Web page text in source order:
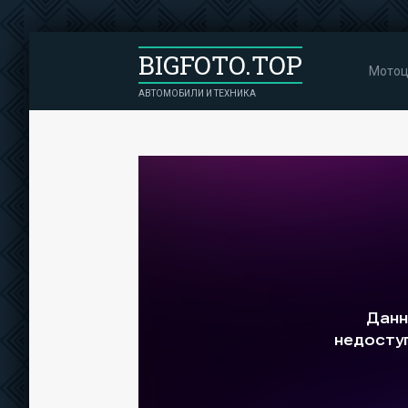
BIGFOTO.TOP
АВТОМОБИЛИ И ТЕХНИКА